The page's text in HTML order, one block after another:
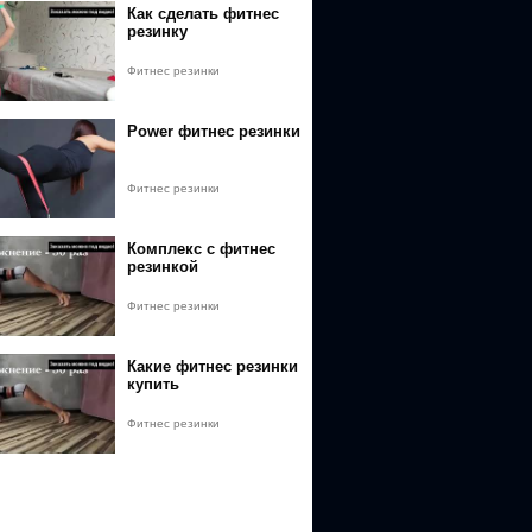
Как сделать фитнес
резинку
Фитнес резинки
Power фитнес резинки
Фитнес резинки
Комплекс с фитнес
резинкой
Фитнес резинки
Какие фитнес резинки
купить
Фитнес резинки